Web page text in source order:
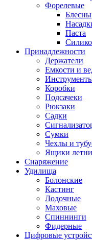
Форелевые
Блесны
Паста
Принадлежности
Держатели
Емкости и
Коробки
Подсачеки
Рюкзаки
Садки
Сумки
Чехлы и
Ящики
Снаряжение
Удилища
Болонские
Кастинг
Лодочные
Маховые
Спиннинги
Фидерные
Цифровые